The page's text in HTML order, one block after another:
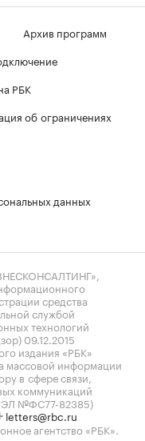
Архив программ
РБК
об ограничениях
данных
средства
службой
технологий
09.12.2015
издания «РБК»
массовой информации
в сфере связи,
коммуникаций
ЭЛ №ФС77-82385)
letters@rbc.ru
агентство «РБК».